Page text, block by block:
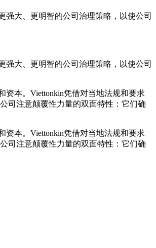
大、更明智的公司治理策略，以使公司
大、更明智的公司治理策略，以使公司
本。Viettonkin凭借对当地法规和要求
司注意颠覆性力量的双面特性：它们确
本。Viettonkin凭借对当地法规和要求
司注意颠覆性力量的双面特性：它们确